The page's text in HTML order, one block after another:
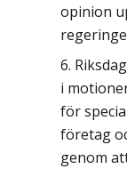
opinion
i
för
företag
genom